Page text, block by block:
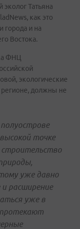
Татьяна
как это
города и на
Востока.
ФНЦ
экологические
должны не
точке
строительство
уже давно
и расширение
уже в
протекают